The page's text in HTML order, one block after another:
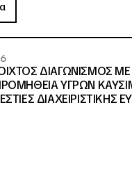
ΔΙΑΓΩΝΙΣΜΟΣ ΜΕ
ΥΓΡΩΝ
ΔΙΑΧΕΙΡΙΣΤΙΚΗΣ